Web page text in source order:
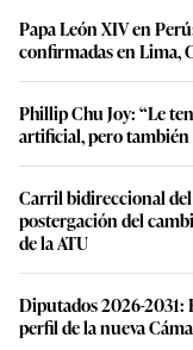
Papa León XIV en
confirmadas en Lima,
Phillip Chu Joy: “Le
artificial, pero
Carril bidireccional
postergación del
de la ATU
Diputados 2026-2031:
perfil de la nueva